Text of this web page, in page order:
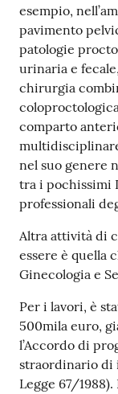
esempio,
pavimento
patologie
urinaria e
chirurgia
comparto
nel suo genere
tra i pochissimi
professionali
Altra attività di
essere è quella
Ginecologia e
Per i lavori, è
500mila euro,
l’Accordo di
straordinario di
Legge 67/